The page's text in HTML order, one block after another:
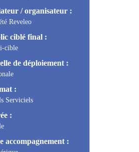
/ organisateur :
Reveleo
ciblé final :
cible
de déploiement :
:
Serviciels
:
accompagnement :